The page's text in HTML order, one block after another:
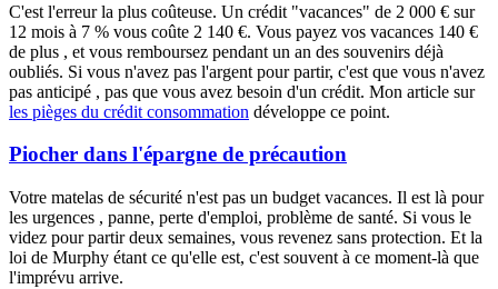
C'est l'erreur la plus coûteuse. Un crédit "vacances" de 2 000 € sur
12 mois à 7 % vous coûte 2 140 €. Vous payez vos vacances 140 €
de plus , et vous remboursez pendant un an des souvenirs déjà
oubliés. Si vous n'avez pas l'argent pour partir, c'est que vous n'avez
pas anticipé , pas que vous avez besoin d'un crédit. Mon article sur
les pièges du crédit consommation développe ce point.
Piocher dans l'épargne de précaution
Votre matelas de sécurité n'est pas un budget vacances. Il est là pour
les urgences , panne, perte d'emploi, problème de santé. Si vous le
videz pour partir deux semaines, vous revenez sans protection. Et la
loi de Murphy étant ce qu'elle est, c'est souvent à ce moment-là que
l'imprévu arrive.